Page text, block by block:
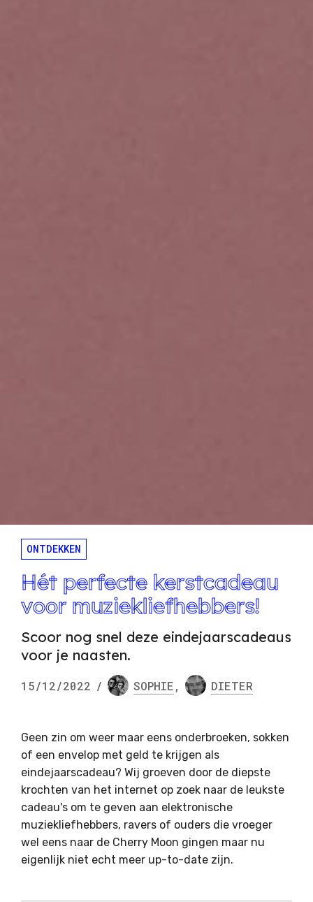
ONTDEKKEN
Hét perfecte kerstcadeau
voor muziekliefhebbers!
Scoor nog snel deze eindejaarscadeaus
voor je naasten.
15/12/2022 / SOPHIE, DIETER
Geen zin om weer maar eens onderbroeken, sokken
of een envelop met geld te krijgen als
eindejaarscadeau? Wij groeven door de diepste
krochten van het internet op zoek naar de leukste
cadeau's om te geven aan elektronische
muziekliefhebbers, ravers of ouders die vroeger
wel eens naar de Cherry Moon gingen maar nu
eigenlijk niet echt meer up-to-date zijn.